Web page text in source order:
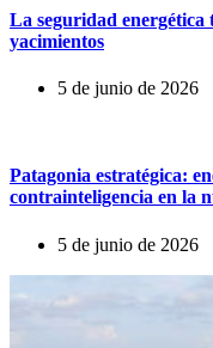
La seguridad energética
yacimientos
5 de junio de 2026
Patagonia estratégica:
contrainteligencia en la
5 de junio de 2026